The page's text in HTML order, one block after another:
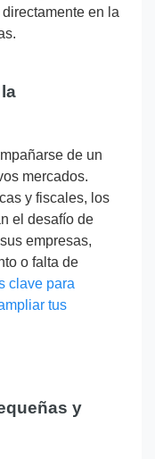
en la
de un
mercados.
y fiscales, los
el desafío de
empresas,
o falta de
clave para
tus
y